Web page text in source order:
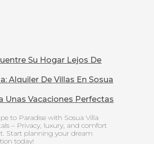
Su Hogar Lejos De
Alquiler De Villas En Sosua
Unas Vacaciones Perfectas
to Paradise with Sosua Villa
– Privacy, luxury, and comfort
Start planning your dream
today!